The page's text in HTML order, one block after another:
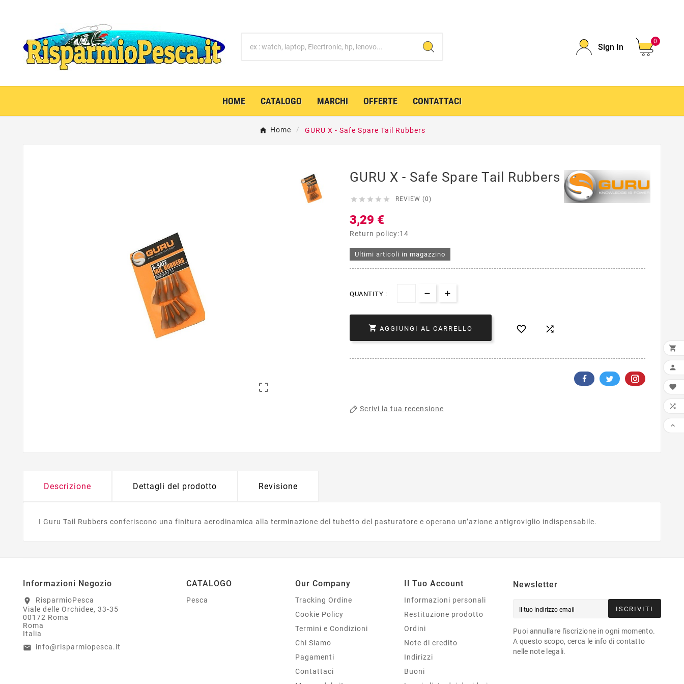
Sign In
0
HOME CATALOGO MARCHI OFFERTE CONTATTACI
Home GURU X - Safe Spare Tail Rubbers

GURU X - Safe Spare Tail Rubbers
     REVIEW (0)
3,29 €
Return policy:14
Ultimi articoli in magazzino
QUANTITY :
 AGGIUNGI AL CARRELLO  
Scrivi la tua recensione
Descrizione Dettagli del prodotto Revisione
I Guru Tail Rubbers conferiscono una finitura aerodinamica alla terminazione del tubetto del pasturatore e operano un’azione antigroviglio indispensabile.
Informazioni Negozio
location_on
RisparmioPesca
Viale delle Orchidee, 33-35
00172 Roma
Roma
Italia
email info@risparmiopesca.it
CATALOGO
Pesca
Our Company
Tracking Ordine
Cookie Policy
Termini e Condizioni
Chi Siamo
Pagamenti
Contattaci
Il Tuo Account
Informazioni personali
Restituzione prodotto
Ordini
Note di credito
Indirizzi
Buoni
Newsletter
ISCRIVITI
Puoi annullare l'iscrizione in ogni momento.
A questo scopo, cerca le info di contatto
nelle note legali.




